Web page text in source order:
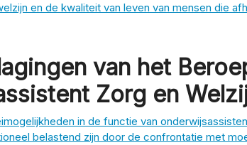
en de kwaliteit van leven van mensen die
van het
Zorg en
in de functie van
belastend zijn door de confrontatie met